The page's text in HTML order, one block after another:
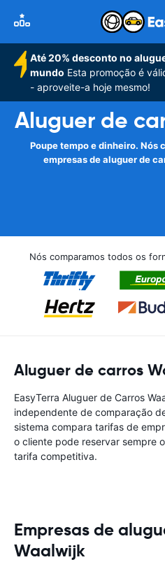
Até 20% desconto no
mundo Esta promoção é
- aproveite-a hoje mesmo!
Aluguer de
Poupe tempo e dinheiro. Nós
empresas de aluguer de
Nós comparamos todos os
Aluguer de carros
EasyTerra Aluguer de Carros
independente de comparação
sistema compara tarifas de
o cliente pode reservar sempre
tarifa competitiva.
Empresas de
Waalwijk